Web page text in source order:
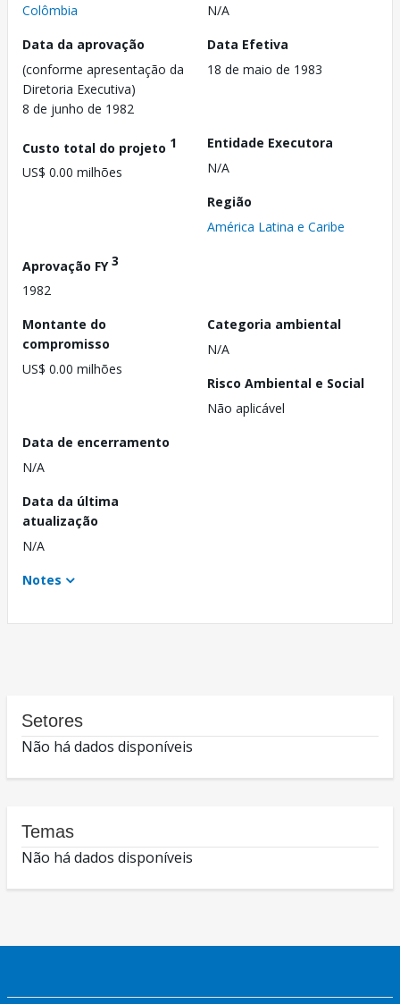
Colômbia
N/A
Data da aprovação
(conforme apresentação da
Diretoria Executiva)
8 de junho de 1982
Data Efetiva
18 de maio de 1983
Custo total do projeto 1
US$ 0.00 milhões
Entidade Executora
N/A
Região
América Latina e Caribe
Aprovação FY3
1982
Montante do
compromisso
US$ 0.00 milhões
Categoria ambiental
N/A
Risco Ambiental e Social
Não aplicável
Data de encerramento
N/A
Data da última
atualização
N/A
Notes
Setores
Não há dados disponíveis
Temas
Não há dados disponíveis